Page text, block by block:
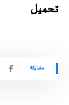
تحميل